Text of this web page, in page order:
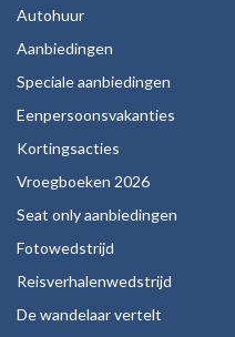
Autohuur
Aanbiedingen
Speciale aanbiedingen
Eenpersoonsvakanties
Kortingsacties
Vroegboeken 2026
Seat only aanbiedingen
Fotowedstrijd
Reisverhalenwedstrijd
De wandelaar vertelt